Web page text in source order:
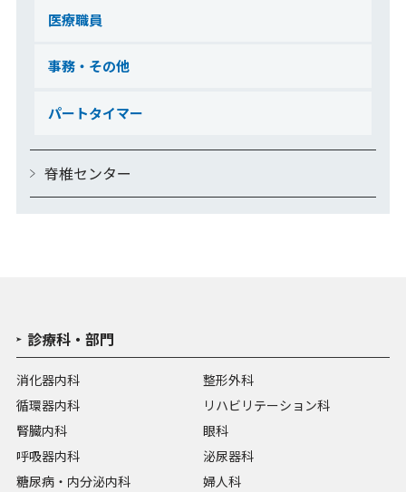
医療職員
事務・その他
パートタイマー
脊椎センター
診療科・部門
消化器内科
循環器内科
腎臓内科
呼吸器内科
糖尿病・内分泌内科
整形外科
リハビリテーション科
眼科
泌尿器科
婦人科